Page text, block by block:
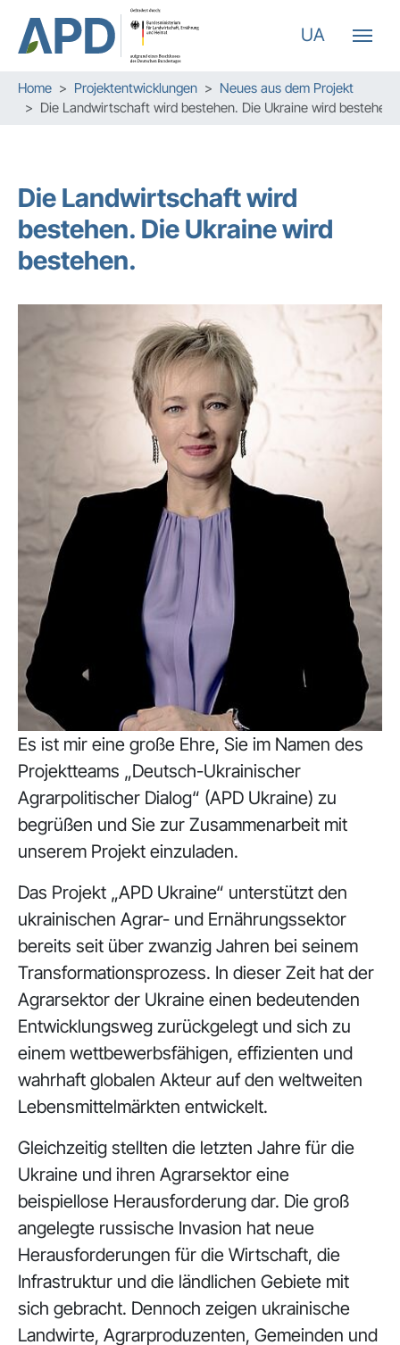
Zum Hauptinhalt springen
Skip to page footer
UA
Sie sind hier:
Home Projektentwicklungen
Neues aus dem Projekt
Die Landwirtschaft wird bestehen. Die Ukraine wird bestehen.
Die Landwirtschaft wird
bestehen. Die Ukraine wird
bestehen.
Es ist mir eine große Ehre, Sie im Namen des
Projektteams „Deutsch-Ukrainischer
Agrarpolitischer Dialog“ (APD Ukraine) zu
begrüßen und Sie zur Zusammenarbeit mit
unserem Projekt einzuladen.
Das Projekt „APD Ukraine“ unterstützt den
ukrainischen Agrar- und Ernährungssektor
bereits seit über zwanzig Jahren bei seinem
Transformationsprozess. In dieser Zeit hat der
Agrarsektor der Ukraine einen bedeutenden
Entwicklungsweg zurückgelegt und sich zu
einem wettbewerbsfähigen, effizienten und
wahrhaft globalen Akteur auf den weltweiten
Lebensmittelmärkten entwickelt.
Gleichzeitig stellten die letzten Jahre für die
Ukraine und ihren Agrarsektor eine
beispiellose Herausforderung dar. Die groß
angelegte russische Invasion hat neue
Herausforderungen für die Wirtschaft, die
Infrastruktur und die ländlichen Gebiete mit
sich gebracht. Dennoch zeigen ukrainische
Landwirte, Agrarproduzenten, Gemeinden und